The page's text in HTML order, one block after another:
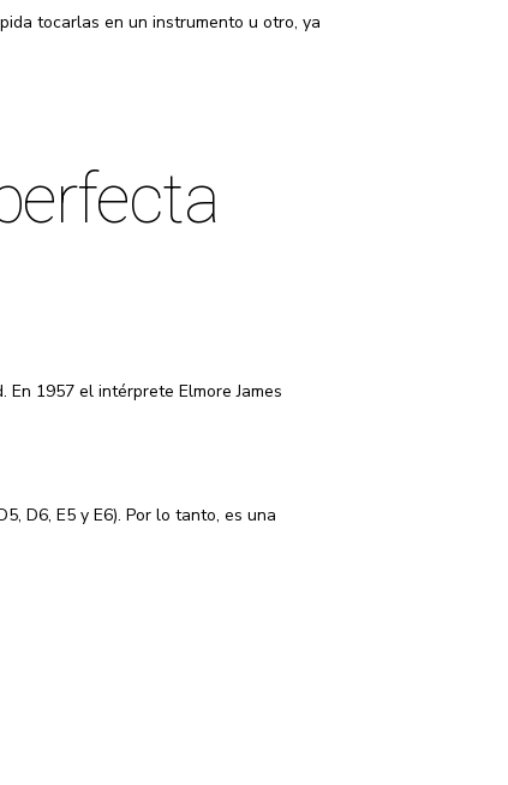
tocarlas en un instrumento u otro, ya
En 1957 el intérprete Elmore James
D6, E5 y E6). Por lo tanto, es una